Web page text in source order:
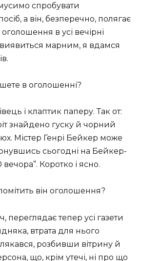
спробувати
а він, безперечно, полягає
в усі вечірні
марним, я вдамся
в оголошенні?
і клаптик паперу. Так от:
знайдено гуску й чорний
Містер Генрі Бейкер може
сьогодні на Бейкер-
вечора”. Коротко і ясно.
він оголошення?
переглядає тепер усі газети
втрата для нього
розбивши вітрину й
що, крім утечі, ні про що